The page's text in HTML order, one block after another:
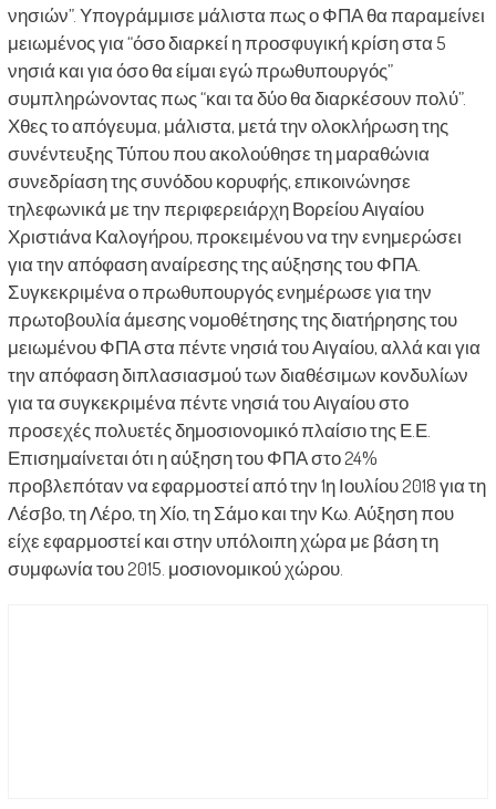
νησιών”. Υπογράμμισε μάλιστα πως ο ΦΠΑ θα παραμείνει
μειωμένος για “όσο διαρκεί η προσφυγική κρίση στα 5
νησιά και για όσο θα είμαι εγώ πρωθυπουργός”
συμπληρώνοντας πως “και τα δύο θα διαρκέσουν πολύ”.
Χθες το απόγευμα, μάλιστα, μετά την ολοκλήρωση της
συνέντευξης Τύπου που ακολούθησε τη μαραθώνια
συνεδρίαση της συνόδου κορυφής, επικοινώνησε
τηλεφωνικά με την περιφερειάρχη Βορείου Αιγαίου
Χριστιάνα Καλογήρου, προκειμένου να την ενημερώσει
για την απόφαση αναίρεσης της αύξησης του ΦΠΑ.
Συγκεκριμένα ο πρωθυπουργός ενημέρωσε για την
πρωτοβουλία άμεσης νομοθέτησης της διατήρησης του
μειωμένου ΦΠΑ στα πέντε νησιά του Αιγαίου, αλλά και για
την απόφαση διπλασιασμού των διαθέσιμων κονδυλίων
για τα συγκεκριμένα πέντε νησιά του Αιγαίου στο
προσεχές πολυετές δημοσιονομικό πλαίσιο της Ε.Ε.
Επισημαίνεται ότι η αύξηση του ΦΠΑ στο 24%
προβλεπόταν να εφαρμοστεί από την 1η Ιουλίου 2018 για τη
Λέσβο, τη Λέρο, τη Χίο, τη Σάμο και την Κω. Αύξηση που
είχε εφαρμοστεί και στην υπόλοιπη χώρα με βάση τη
συμφωνία του 2015. μοσιονομικού χώρου.